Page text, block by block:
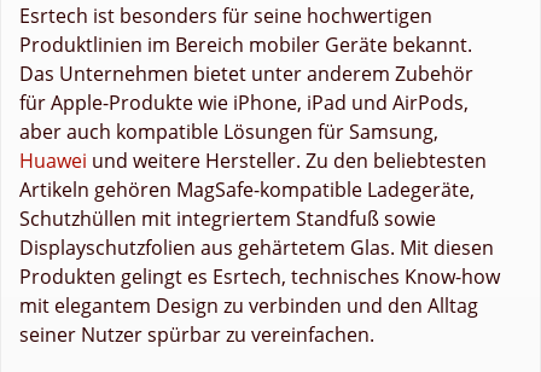
Esrtech ist besonders für seine hochwertigen
Produktlinien im Bereich mobiler Geräte bekannt.
Das Unternehmen bietet unter anderem Zubehör
für Apple-Produkte wie iPhone, iPad und AirPods,
aber auch kompatible Lösungen für Samsung,
Huawei und weitere Hersteller. Zu den beliebtesten
Artikeln gehören MagSafe-kompatible Ladegeräte,
Schutzhüllen mit integriertem Standfuß sowie
Displayschutzfolien aus gehärtetem Glas. Mit diesen
Produkten gelingt es Esrtech, technisches Know-how
mit elegantem Design zu verbinden und den Alltag
seiner Nutzer spürbar zu vereinfachen.